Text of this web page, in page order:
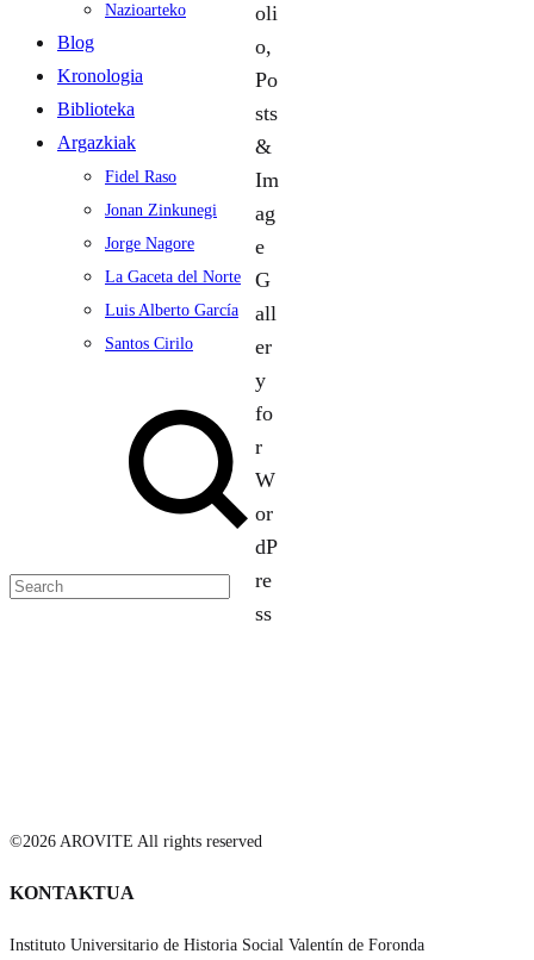
Nazioarteko
Blog
Kronologia
Biblioteka
Argazkiak
Fidel Raso
Jonan Zinkunegi
Jorge Nagore
La Gaceta del Norte
Luis Alberto García
Santos Cirilo
©2026 AROVITE All rights reserved
KONTAKTUA
Instituto Universitario de Historia Social Valentín de Foronda